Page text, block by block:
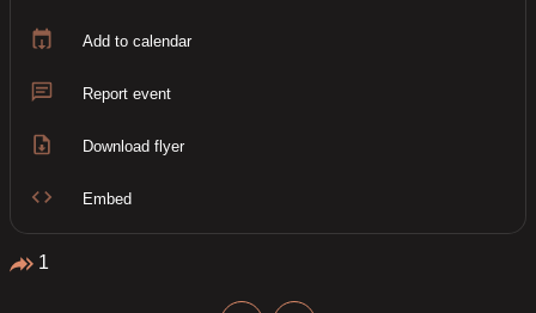
Add to calendar
Report event
Download flyer
Embed
1